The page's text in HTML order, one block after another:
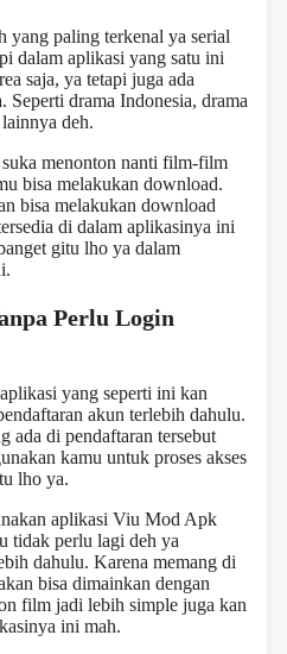
yang paling terkenal ya serial
dalam aplikasi yang satu ini
saja, ya tetapi juga ada
Seperti drama Indonesia, drama
deh.
menonton nanti film-film
bisa melakukan download.
bisa melakukan download
di dalam aplikasinya ini
gitu lho ya dalam
Perlu Login
yang seperti ini kan
akun terlebih dahulu.
ada di pendaftaran tersebut
kamu untuk proses akses
lho ya.
aplikasi Viu Mod Apk
tidak perlu lagi deh ya
dahulu. Karena memang di
bisa dimainkan dengan
film jadi lebih simple juga kan
ini mah.